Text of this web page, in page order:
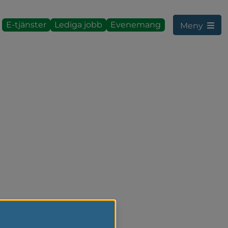
E-tjänster Lediga jobb Evenemang Meny